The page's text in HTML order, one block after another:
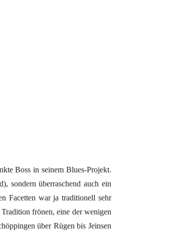
Boss in seinem Blues-Projekt.
sondern überraschend auch ein
Facetten war ja traditionell sehr
frönen, eine der wenigen
über Rügen bis Jeinsen